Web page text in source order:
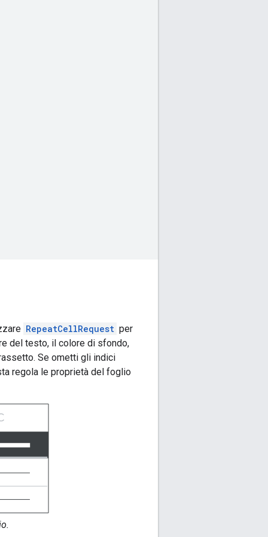
RepeatCellRequest per
del testo, il colore di sfondo,
Se ometti gli indici
regola le proprietà del foglio